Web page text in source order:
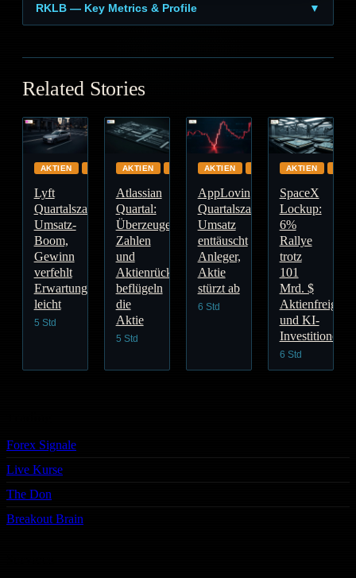
RKLB — Key Metrics & Profile ▼
Related Stories
AKTIEN GLOBAL
Lyft
Quartalszahlen:
Umsatz-
Boom,
Gewinn
verfehlt
Erwartungen
leicht
5 Std
AKTIEN
Atlassian
Quartal:
Überzeugende
Zahlen
und
Aktienrückkauf
beflügeln
die
Aktie
5 Std
AKTIEN GLOBAL
AppLovin
Quartalszahlen:
Umsatz
enttäuscht
Anleger,
Aktie
stürzt ab
6 Std
AKTIEN
SpaceX
Lockup:
6%
Rallye
trotz
101
Mrd. $
Aktienfreigabe
und KI-
Investitionen
6 Std
Forex Signale
Live Kurse
The Don
Breakout Brain